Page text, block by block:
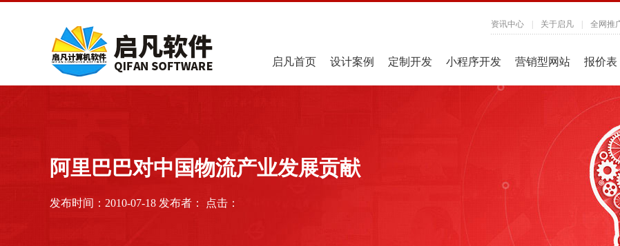
资讯中心 关于启凡 全网推
启凡首页 设计案例 定制开发 小程序开发 营销型网站 报价表
阿里巴巴对中国物流产业发展贡献
发布时间：2010-07-18 发布者： 点击：